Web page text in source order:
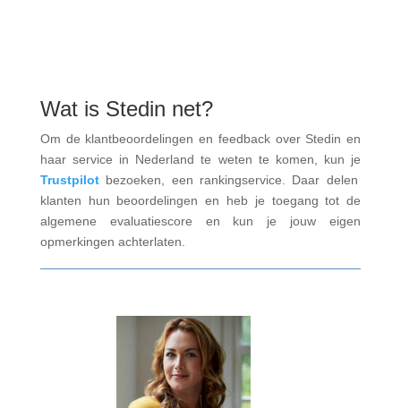
Wat is Stedin net?
Om de klantbeoordelingen en feedback over Stedin en
haar service in Nederland te weten te komen, kun je
Trustpilot bezoeken, een rankingservice. Daar delen
klanten hun beoordelingen en heb je toegang tot de
algemene evaluatiescore en kun je jouw eigen
opmerkingen achterlaten.